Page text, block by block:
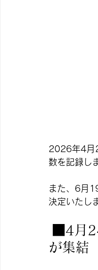
2026年4月
数を記録し
また、6月
決定いたし
4月
が集結